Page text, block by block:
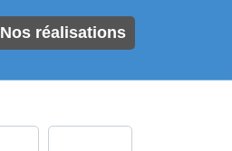
Nos réalisations